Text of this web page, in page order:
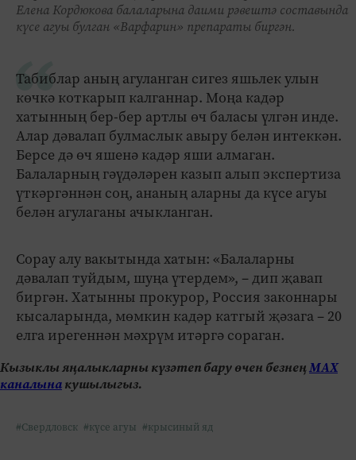
Елена Кордюкова балаларына даими рәвештә составында
күсе агуы булган «Варфарин» препараты биргән.
Табиблар аның агуланган сигез яшьлек улын
көчкә коткарып калганнар. Моңа кадәр
хатынның бер-бер артлы өч баласы үлгән инде.
Алар дәвалап булмаслык авыру белән интеккән.
Берсе дә өч яшенә кадәр яши алмаган.
Балаларның гәүдәләрен казып алып экспертиза
үткәргәннән соң, ананың аларны да күсе агуы
белән агулаганы ачыкланган.
Сорау алу вакытында хатын: «Балаларны
дәвалап туйдым, шуңа үтердем», – дип җавап
биргән. Хатынны прокурор, Россия законнары
кысаларында, мөмкин кадәр катгый җәзага – 20
елга ирегеннән мәхрүм итәргә сораган.
Кызыклы яңалыкларны күзәтеп бару өчен безнеңМАХ
каналынакушылыгыз.
#Свердловск #күсе агуы #крысиный яд